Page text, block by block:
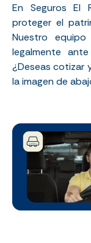
En Seguros El
proteger el
Nuestro
legalmente
¿Deseas cotizar
la imagen de